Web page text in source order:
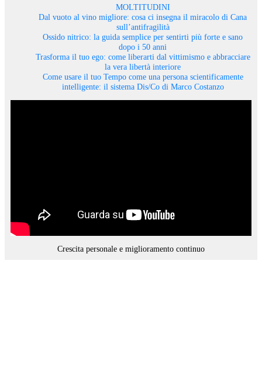
MOLTITUDINI
Dal vuoto al vino migliore: cosa ci insegna il miracolo di Cana
sull’antifragilità
Ossido nitrico: la guida semplice per sentirti più forte e sano
dopo i 50 anni
Trasforma il tuo ego: come liberarti dal vittimismo e abbracciare
la vera libertà interiore
Come usare il tuo Tempo come una persona scientificamente
intelligente: il sistema Dis/Co di Marco Costanzo
Crescita personale e miglioramento continuo